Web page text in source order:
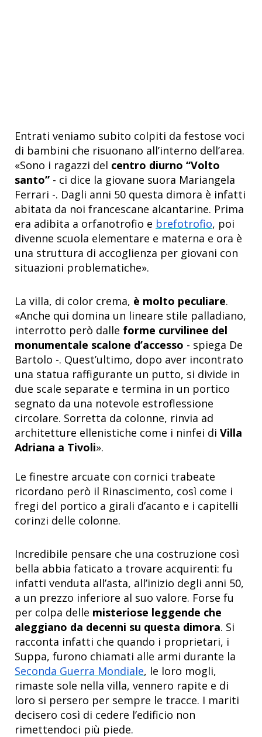
Entrati veniamo subito colpiti da festose voci
di bambini che risuonano all’interno dell’area.
«Sono i ragazzi del centro diurno “Volto
santo” - ci dice la giovane suora Mariangela
Ferrari -. Dagli anni 50 questa dimora è infatti
abitata da noi francescane alcantarine. Prima
era adibita a orfanotrofio e brefotrofio, poi
divenne scuola elementare e materna e ora è
una struttura di accoglienza per giovani con
situazioni problematiche».
La villa, di color crema, è molto peculiare.
«Anche qui domina un lineare stile palladiano,
interrotto però dalle forme curvilinee del
monumentale scalone d’accesso - spiega De
Bartolo -. Quest’ultimo, dopo aver incontrato
una statua raffigurante un putto, si divide in
due scale separate e termina in un portico
segnato da una notevole estroflessione
circolare. Sorretta da colonne, rinvia ad
architetture ellenistiche come i ninfei di Villa
Adriana a Tivoli».
Le finestre arcuate con cornici trabeate
ricordano però il Rinascimento, così come i
fregi del portico a girali d’acanto e i capitelli
corinzi delle colonne.
Incredibile pensare che una costruzione così
bella abbia faticato a trovare acquirenti: fu
infatti venduta all’asta, all’inizio degli anni 50,
a un prezzo inferiore al suo valore. Forse fu
per colpa delle misteriose leggende che
aleggiano da decenni su questa dimora. Si
racconta infatti che quando i proprietari, i
Suppa, furono chiamati alle armi durante la
Seconda Guerra Mondiale, le loro mogli,
rimaste sole nella villa, vennero rapite e di
loro si persero per sempre le tracce. I mariti
decisero così di cedere l’edificio non
rimettendoci più piede.